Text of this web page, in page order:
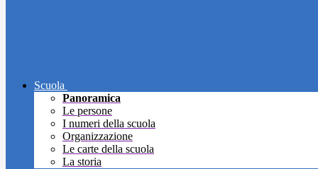
Scuola
Panoramica
Le persone
I numeri della scuola
Organizzazione
Le carte della scuola
La storia